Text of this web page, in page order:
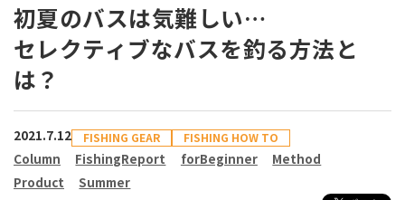
初夏のバスは気難しい…
セレクティブなバスを釣る方法と
は？
2021.7.12 FISHING GEAR FISHING HOW TO
Column FishingReport forBeginner
Method
Product
Summer